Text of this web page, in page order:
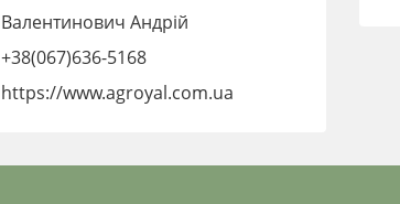
Валентинович Андрій
+38(067)636-5168
https://www.agroyal.com.ua